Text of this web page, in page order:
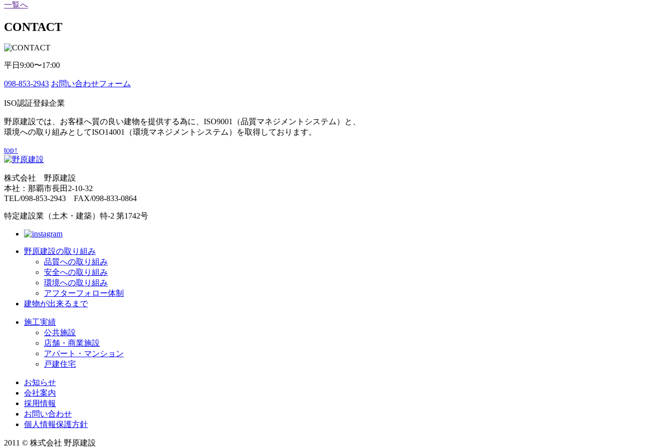
一覧へ
CONTACT
平日9:00〜17:00
098-853-2943 お問い合わせフォーム
ISO認証登録企業
野原建設では、お客様へ質の良い建物を提供する為に、ISO9001（品質マネジメントシステム）と、
環境への取り組みとしてISO14001（環境マネジメントシステム）を取得しております。
top↑
株式会社 野原建設
本社：那覇市長田2-10-32
TEL/098-853-2943 FAX/098-833-0864
特定建設業（土木・建築）特-2 第1742号
野原建設の取り組み
品質への取り組み
安全への取り組み
環境への取り組み
アフターフォロー体制
建物が出来るまで
施工実績
公共施設
店舗・商業施設
アパート・マンション
戸建住宅
お知らせ
会社案内
採用情報
お問い合わせ
個人情報保護方針
2011 © 株式会社 野原建設